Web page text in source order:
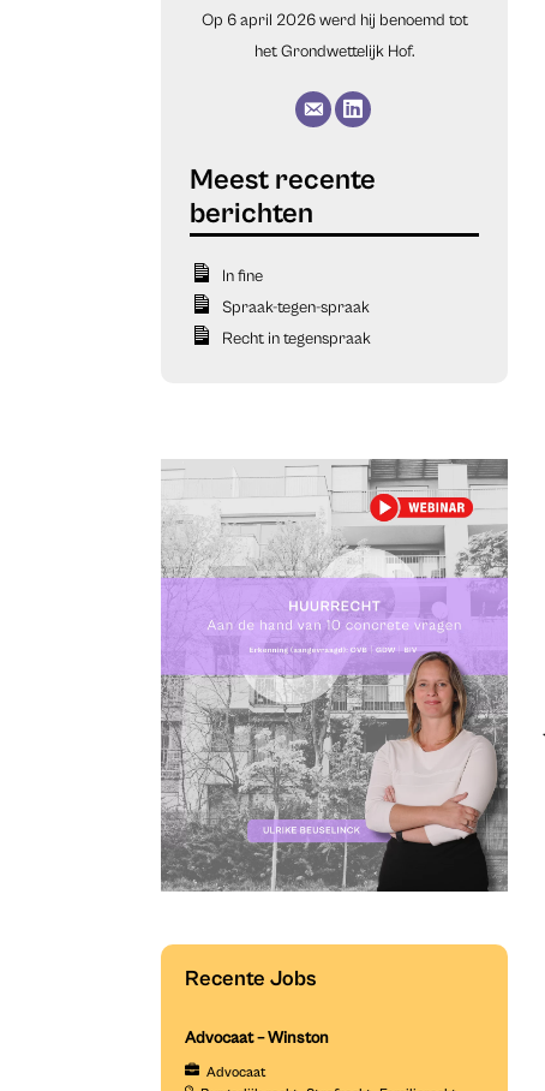
Op 6 april 2026 werd hij benoemd tot
het Grondwettelijk Hof.
In fine
Spraak-tegen-spraak
Recht in tegenspraak
Recente Jobs
Advocaat – Winston
Advocaat